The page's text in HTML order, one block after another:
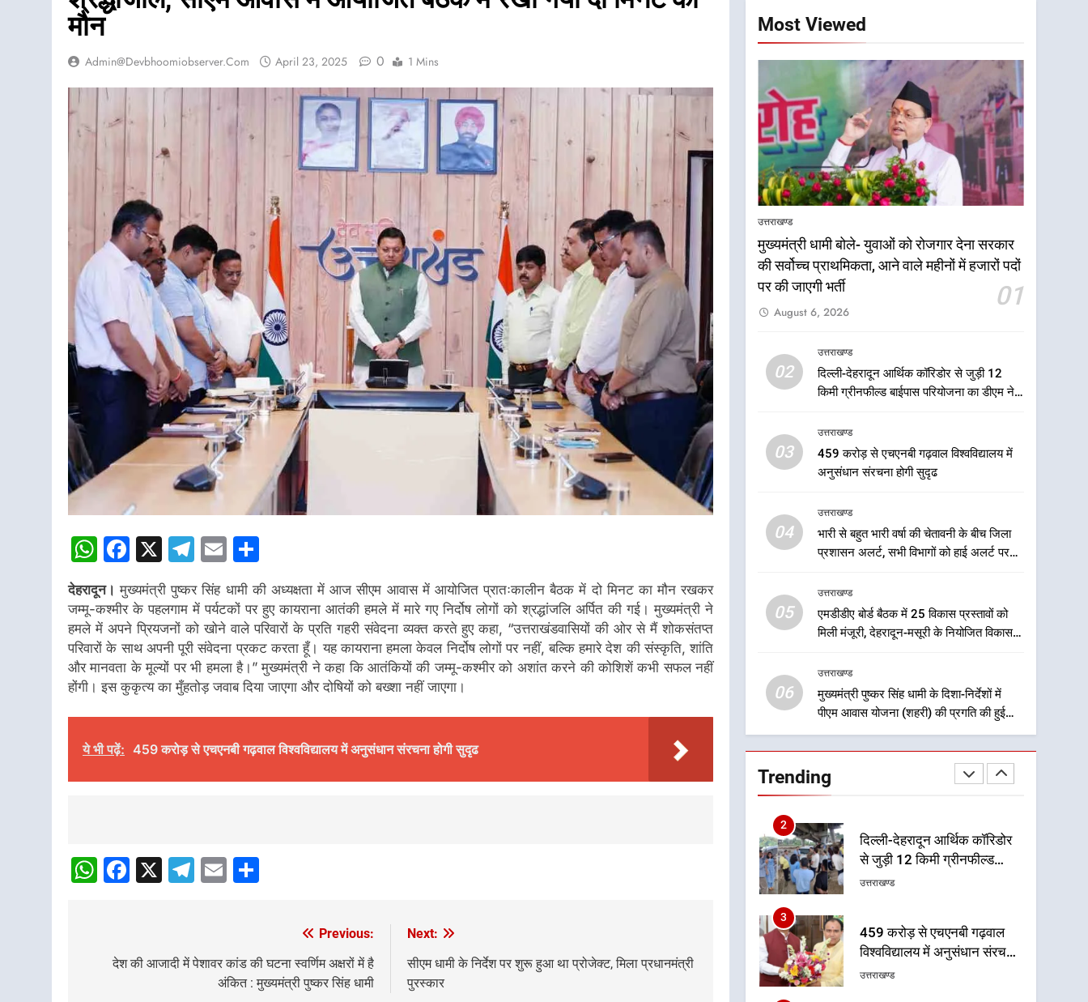
मौन
Admin@devbhoomiobserver.com April 23, 2025 0 1 Mins
WhatsApp
Facebook
X Telegram
Email
देहरादून। मुख्यमंत्री पुष्कर सिंह धामी की अध्यक्षता में आज सीएम आवास में आयोजित प्रातःकालीन बैठक में दो मिनट का मौन रखकर
जम्मू-कश्मीर के पहलगाम में पर्यटकों पर हुए कायराना आतंकी हमले में मारे गए निर्दोष लोगों को श्रद्धांजलि अर्पित की गई। मुख्यमंत्री ने
हमले में अपने प्रियजनों को खोने वाले परिवारों के प्रति गहरी संवेदना व्यक्त करते हुए कहा, “उत्तराखंडवासियों की ओर से मैं शोकसंतप्त
परिवारों के साथ अपनी पूरी संवेदना प्रकट करता हूँ। यह कायराना हमला केवल निर्दोष लोगों पर नहीं, बल्कि हमारे देश की संस्कृति, शांति
और मानवता के मूल्यों पर भी हमला है।” मुख्यमंत्री ने कहा कि आतंकियों की जम्मू-कश्मीर को अशांत करने की कोशिशें कभी सफल नहीं
होंगी। इस कुकृत्य का मुँहतोड़ जवाब दिया जाएगा और दोषियों को बख्शा नहीं जाएगा।
ये भी पढ़ें: 459 करोड़ से एचएनबी गढ़वाल विश्वविद्यालय में अनुसंधान संरचना होगी सुदृढ
Navigation
WhatsApp
Facebook
X Telegram
Email
navigation
Previous:
देश की आजादी में पेशावर कांड की घटना स्वर्णिम अक्षरों में है
अंकित : मुख्यमंत्री पुष्कर सिंह धामी
Next:
सीएम धामी के निर्देश पर शुरू हुआ था प्रोजेक्ट, मिला प्रधानमंत्री
पुरस्कार
Most Viewed
उत्तराखण्ड
मुख्यमंत्री धामी बोले- युवाओं को रोजगार देना सरकार
की सर्वोच्च प्राथमिकता, आने वाले महीनों में हजारों पदों
पर की जाएगी भर्ती
01
August 6, 2026
02
उत्तराखण्ड
दिल्ली-देहरादून आर्थिक कॉरिडोर से जुड़ी 12
किमी ग्रीनफील्ड बाईपास परियोजना का डीएम ने
सुनिश्चित करने के निर्देश, सुरक्षा मानकों से कोई
समझौता नहींः डीएम
03
उत्तराखण्ड
459 करोड़ से एचएनबी गढ़वाल विश्वविद्यालय में
अनुसंधान संरचना होगी सुदृढ
04
उत्तराखण्ड
भारी से बहुत भारी वर्षा की चेतावनी के बीच जिला
प्रशासन अलर्ट, सभी विभागों को हाई अलर्ट पर
05
उत्तराखण्ड
एमडीडीए बोर्ड बैठक में 25 विकास प्रस्तावों को
मिली मंजूरी, देहरादून-मसूरी के नियोजित विकास
06
उत्तराखण्ड
मुख्यमंत्री पुष्कर सिंह धामी के दिशा-निर्देशों में
पीएम आवास योजना (शहरी) की प्रगति की हुई
समीक्षा
Trending
5
एमडीडीए बोर्ड बैठक में 25 विकास
प्रस्तावों को मिली मंजूरी, देहरादून-
6
मुख्यमंत्री पुष्कर सिंह धामी के
दिशा-निर्देशों में पीएम आवास
7
बैरागीवाला हत्याकांड के फरार चल
8
भारी बारिश का अलर्ट! 6 अगस्त
उत्तराखण्ड
प्राथमिकता, आने वाले महीनों में
हजारों पदों पर की जाएगी भर्ती
उत्तराखण्ड
2
दिल्ली-देहरादून आर्थिक कॉरिडोर
से जुड़ी 12 किमी ग्रीनफील्ड
बाईपास परियोजना का डीएम ने
के निर्देश, सुरक्षा मानकों से कोई
समझौता नहींः डीएम
3
459 करोड़ से एचएनबी गढ़वाल
विश्वविद्यालय में अनुसंधान संरचना
होगी सुदृढ
उत्तराखण्ड
4
भारी से बहुत भारी वर्षा की चेतावनी
के बीच जिला प्रशासन अलर्ट, सभी
विभागों को हाई अलर्ट पर रहने के
उत्तराखण्ड